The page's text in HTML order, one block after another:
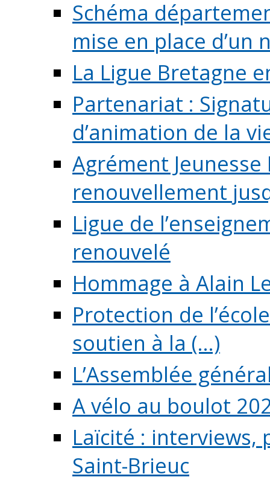
Schéma
mise en place d’un
La Ligue Bretagne
Partenariat :
d’animation de la
Agrément
renouvellement
Ligue de
renouvelé
Hommage à Alain
Protection de
soutien à la (...)
L’Assemblée
A vélo au boulot
Laïcité :
Saint-Brieuc